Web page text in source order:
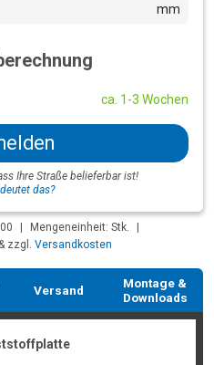
mm
ca. 1-3 Wochen
Ihre Straße belieferbar ist!
das?
| Mengeneinheit: Stk.
|
zzgl. Versandkosten
Versand
Montage &
Downloads